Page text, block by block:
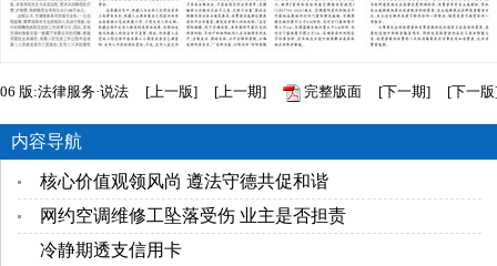
06 版:法律服务·说法 [上一版] [上一期] 完整版面 [下一期] [下一版
内容导航
核心价值观领风尚 遵法守德共促和谐
网约空调维修工坠落受伤 业主是否担责
冷静期透支信用卡